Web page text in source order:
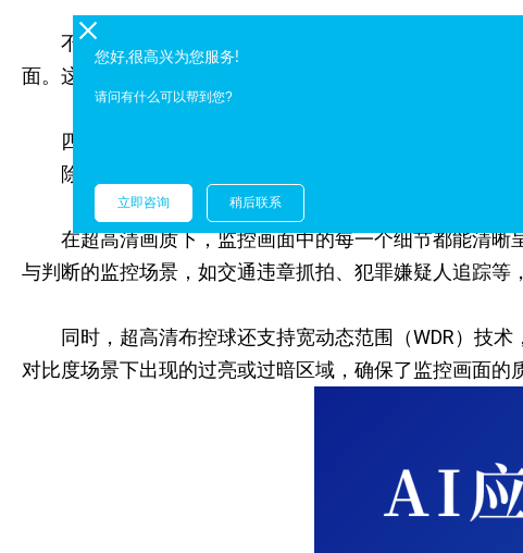
不仅如此，超高清布控球还具备低照度成像能力。
面。这种双重保障，使得超高清布控球在无光场景下依然
四、超高清画质：细节尽显，精准监控
除了在“三无”场景中的卓越表现，超高清布控球的画
在超高清画质下，监控画面中的每一个细节都能清
与判断的监控场景，如交通违章抓拍、犯罪嫌疑人追踪等
同时，超高清布控球还支持宽动态范围（WDR）技
对比度场景下出现的过亮或过暗区域，确保了监控画面的
您好,很高兴为您服务!
请问有什么可以帮到您?
立即咨询 稍后联系